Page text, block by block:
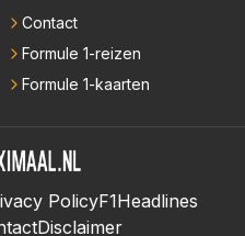
Contact
Formule 1-reizen
Formule 1-kaarten
PolicyF1Headlines
Disclaimer